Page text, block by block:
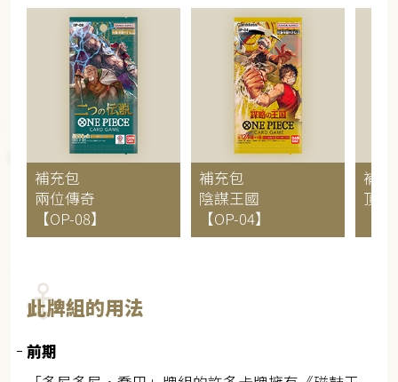
補充包
兩位傳奇
【OP-08】
補充包
陰謀王國
【OP-04】
補充
頂
此牌組的用法
前期